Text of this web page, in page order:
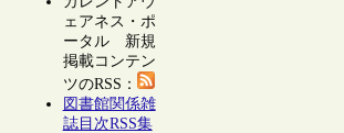
ェアネス・ポ
ータル 新規
掲載コンテン
ツのRSS：
図書館関係雑
誌目次RSS集